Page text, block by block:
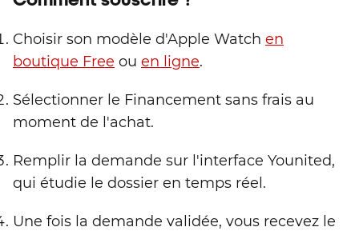
Choisir son modèle d'Apple Watch en
boutique Free ou en ligne.
Sélectionner le Financement sans frais au
moment de l'achat.
Remplir la demande sur l'interface Younited,
qui étudie le dossier en temps réel.
Une fois la demande validée, vous recevez le